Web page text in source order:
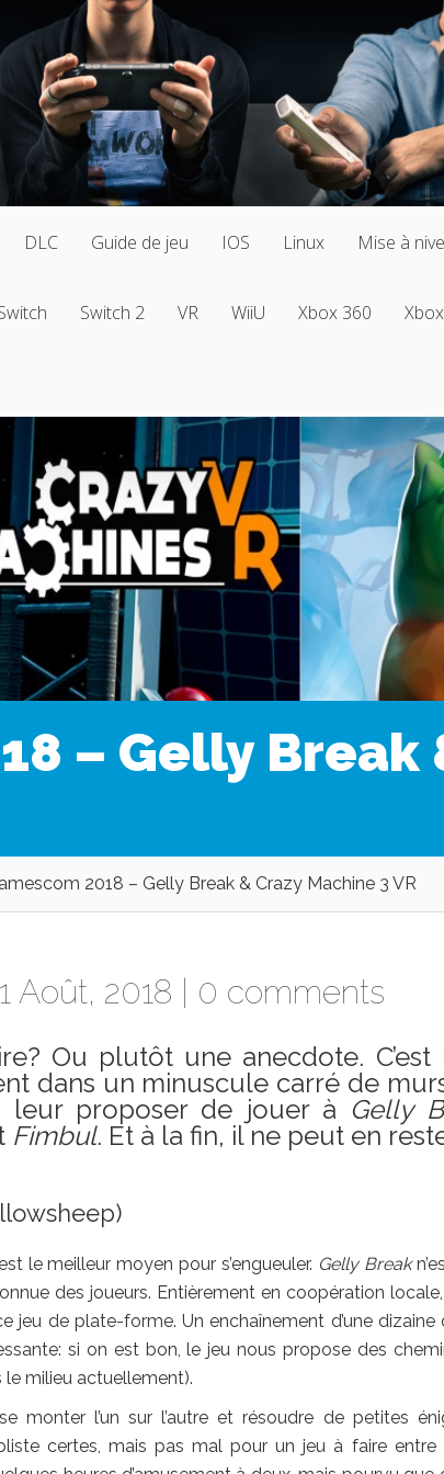
DLC Guide de jeu IOS Linux Mise à
Switch 2 VR WiiU Xbox 360
– Gelly Break
2018 – Gelly Break & Crazy Machine 3 VR
Août, 2018 | 0 comments
Ou plutôt une anecdote. C’est
dans un minuscule carré de
leur proposer de jouer à Gelly
Fimbul. Et à la fin, il ne peut en
le meilleur moyen pour s’engueuler. Gelly Break
des joueurs. Entièrement en coopération
jeu de plate-forme. Un enchaînement d’une
si on est bon, le jeu nous propose des
milieu actuellement).
monter l’un sur l’autre et résoudre de petites
certes, mais pas mal pour un jeu à faire entre